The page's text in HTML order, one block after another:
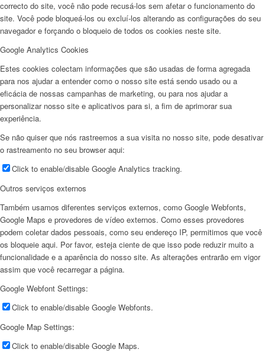
correcto do site, você não pode recusá-los sem afetar o funcionamento do
site. Você pode bloqueá-los ou excluí-los alterando as configurações do seu
navegador e forçando o bloqueio de todos os cookies neste site.
Google Analytics Cookies
Estes cookies colectam informações que são usadas de forma agregada
para nos ajudar a entender como o nosso site está sendo usado ou a
eficácia de nossas campanhas de marketing, ou para nos ajudar a
personalizar nosso site e aplicativos para si, a fim de aprimorar sua
experiência.
Se não quiser que nós rastreemos a sua visita no nosso site, pode desativar
o rastreamento no seu browser aqui:
Click to enable/disable Google Analytics tracking.
Outros serviços externos
Também usamos diferentes serviços externos, como Google Webfonts,
Google Maps e provedores de vídeo externos. Como esses provedores
podem coletar dados pessoais, como seu endereço IP, permitimos que você
os bloqueie aqui. Por favor, esteja ciente de que isso pode reduzir muito a
funcionalidade e a aparência do nosso site. As alterações entrarão em vigor
assim que você recarregar a página.
Google Webfont Settings:
Click to enable/disable Google Webfonts.
Google Map Settings:
Click to enable/disable Google Maps.